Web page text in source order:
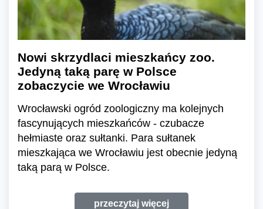
Nowi skrzydlaci mieszkańcy zoo.
Jedyną taką parę w Polsce
zobaczycie we Wrocławiu
Wrocławski ogród zoologiczny ma kolejnych
fascynujących mieszkańców - czubacze
hełmiaste oraz sułtanki. Para sułtanek
mieszkająca we Wrocławiu jest obecnie jedyną
taką parą w Polsce.
przeczytaj więcej